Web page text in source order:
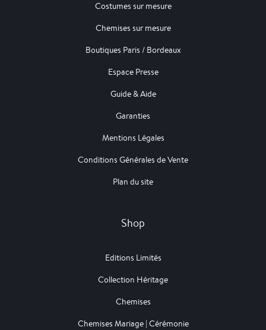
Costumes sur mesure
Chemises sur mesure
Boutiques Paris / Bordeaux
Espace Presse
Guide & Aide
Garanties
Mentions Légales
Conditions Générales de Vente
Plan du site
Shop
Editions Limités
Collection Héritage
Chemises
Chemises Mariage | Cérémonie